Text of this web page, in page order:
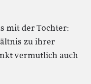
mit der Tochter:
zu ihrer
vermutlich auch